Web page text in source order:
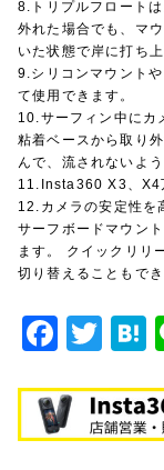
8.トリプルフロート
外れた場合でも、マ
いた状態で岸に打ち上
9.シリコンマウント
て使用できます。
10.サーフィン中にカ
粘着ベースから取り
んで、流されないよう
11.Insta360 X3、X4
12.カメラの安定性を
サーフボードマウン
ます。 クイックリリ
切り替えることもでき
F
c
e
T
it
te